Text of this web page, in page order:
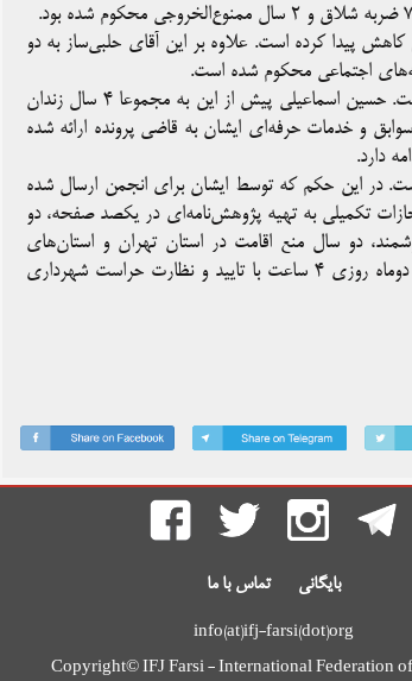
شده و حکم پیشین ۵ سال حبس او به دو سال کاهش پیدا کرده است. علاوه بر این آقای حلبی‌‌ساز به دو
اجتماعی محکوم شده است.
۳. دادگاه تجدیدنظر به منظور رسیدگی به اتهامات حسین اسماعیلی هنوز برگزار نشده است. حسین اسماعیلی پیش از این به مجموعا ۴ سال زندان
و خدمات حرفه‌ای ایشان به قاضی پرونده ارائه شده
دارد.
در این حکم که توسط ایشان برای انجمن ارسال شده
از حیث مجازات تکمیلی به تهیه پژوهش‌نامه‌ای در یکصد صفحه، دو
دو سال منع اقامت در استان تهران و استان‌های
هم‌جوار و الزام به ارائه خدمات رایگان عمومی به‌عنوان پاکبان در بارک بانوان به مدت دوماه روزی ۴ ساعت با تایید و نظارت حراست شهرداری
بایگانی تماس با ما
info(at)ifj-farsi(dot)org
Copyright© IFJ Farsi - International Federation